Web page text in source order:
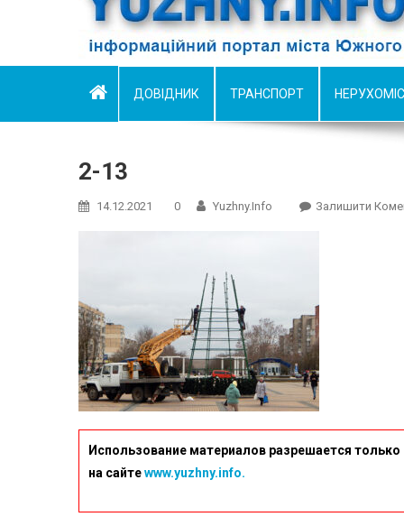
ДОВІДНИК ТРАНСПОРТ
2-13
14.12.2021 0 Yuzhny.info Залишити
Использование материалов разрешается
на сайтеwww.yuzhny.info.